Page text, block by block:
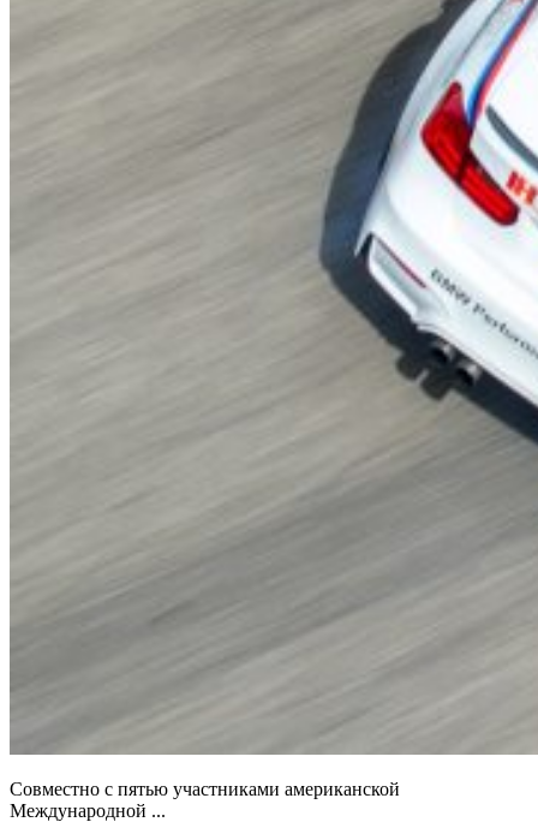
Совместно с пятью участниками американской
Международной ...